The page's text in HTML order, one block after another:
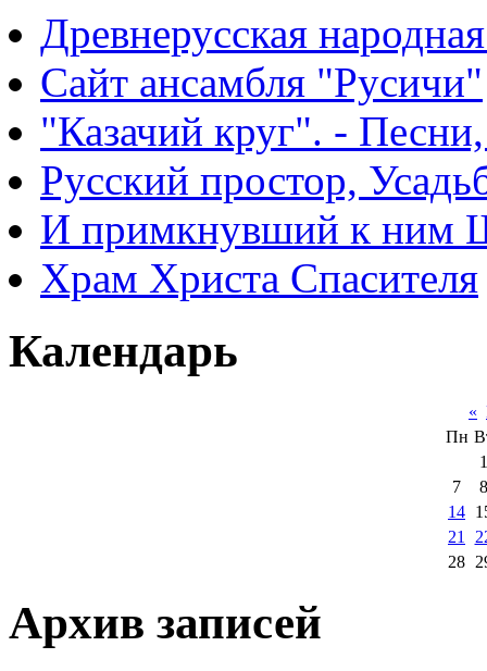
Древнерусская
Сайт ансамбля "Русичи"
"Казачий круг". -
Русский простор,
И примкнувший к ним
Храм Христа Спасителя
Календарь
«
Пн
1
7
8
14
21
28
Архив записей